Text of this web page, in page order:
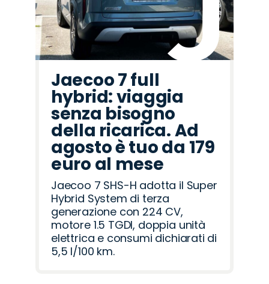
Jaecoo 7 full
hybrid: viaggia
senza bisogno
della ricarica. Ad
agosto è tuo da 179
euro al mese
Jaecoo 7 SHS-H adotta il Super
Hybrid System di terza
generazione con 224 CV,
motore 1.5 TGDI, doppia unità
elettrica e consumi dichiarati di
5,5 l/100 km.